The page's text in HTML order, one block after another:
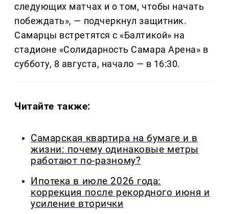
следующих матчах и о том, чтобы начать
побеждать», — подчеркнул защитник.
Самарцы встретятся с «Балтикой» на
стадионе «Солидарность Самара Арена» в
субботу, 8 августа, начало — в 16:30.
Читайте также:
Самарская квартира на бумаге и в
жизни: почему одинаковые метры
работают по-разному?
Ипотека в июле 2026 года:
коррекция после рекордного июня и
усиление вторички